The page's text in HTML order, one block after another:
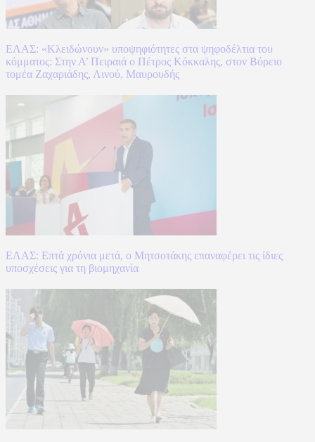
ΕΛΑΣ: «Κλειδώνουν» υποψηφιότητες στα ψηφοδέλτια του
κόμματος: Στην Α’ Πειραιά ο Πέτρος Κόκκαλης, στον Βόρειο
τομέα Ζαχαριάδης, Λινού, Μαυρουδής
ΕΛΑΣ: Επτά χρόνια μετά, ο Μητσοτάκης επαναφέρει τις ίδιες
υποσχέσεις για τη βιομηχανία